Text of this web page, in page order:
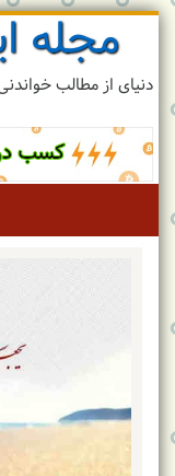
رد
رفتن
مطلب
مجله
دنیای از مطالب